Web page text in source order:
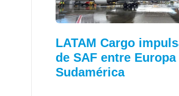
LATAM Cargo
de SAF entre Europa
Sudamérica